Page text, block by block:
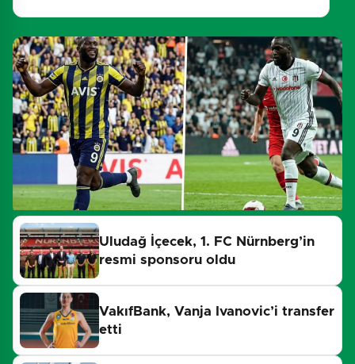
Uludağ İçecek, 1. FC Nürnberg’in
resmi sponsoru oldu
VakıfBank, Vanja Ivanovic’i transfer
etti